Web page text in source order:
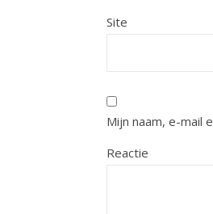
Site
Mijn naam, e-mail
Reactie